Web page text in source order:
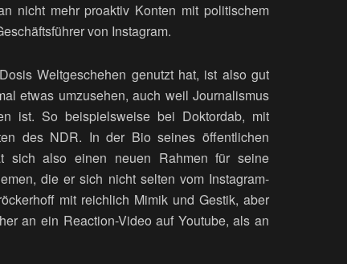
nicht mehr proaktiv Konten mit politischem
von Instagram.
Weltgeschehen genutzt hat, ist also gut
etwas umzusehen, auch weil Journalismus
ist. So beispielsweise bei Doktordab, mit
des NDR. In der Bio seines öffentlichen
sich also einen neuen Rahmen für seine
die er sich nicht selten vom Instagram-
mit reichlich Mimik und Gestik, aber
an ein Reaction-Video auf Youtube, als an